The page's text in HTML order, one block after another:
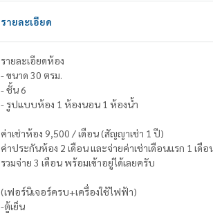
รายละเอียด
รายละเอียดห้อง
- ขนาด 30 ตรม.
- ชั้น 6
- รูปแบบห้อง 1 ห้องนอน 1 ห้องน้ำ
ค่าเช่าห้อง 9,500 / เดือน (สัญญาเช่า 1 ปี)
ค่าประกันห้อง 2 เดือน และจ่ายค่าเช่าเดือนแรก 1 เดือ
รวมจ่าย 3 เดือน พร้อมเข้าอยู่ได้เลยครับ
(เฟอร์นิเจอร์ครบ+เครื่องใช้ไฟฟ้า)
-ตู้เย็น